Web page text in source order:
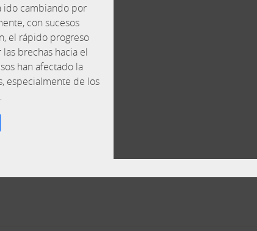
ido cambiando por
con sucesos
el rápido progreso
brechas hacia el
han afectado la
especialmente de los